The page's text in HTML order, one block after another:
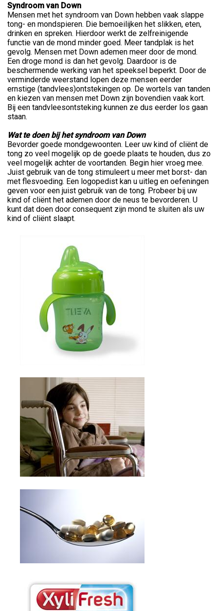
Syndroom van Down
Mensen met het syndroom van Down hebben vaak slappe
tong- en mondspieren. Die bemoeilijken het slikken, eten,
drinken en spreken. Hierdoor werkt de zelfreinigende
functie van de mond minder goed. Meer tandplak is het
gevolg. Mensen met Down ademen meer door de mond.
Een droge mond is dan het gevolg. Daardoor is de
beschermende werking van het speeksel beperkt. Door de
verminderde weerstand lopen deze mensen eerder
ernstige (tandvlees)ontstekingen op. De wortels van tanden
en kiezen van mensen met Down zijn bovendien vaak kort.
Bij een tandvleesontsteking kunnen ze dus eerder los gaan
staan.
Wat te doen bij het syndroom van Down
Bevorder goede mondgewoonten. Leer uw kind of cliënt de
tong zo veel mogelijk op de goede plaats te houden, dus zo
veel mogelijk achter de voortanden. Begin hier vroeg mee.
Juist gebruik van de tong stimuleert u meer met borst- dan
met flesvoeding. Een logopedist kan u uitleg en oefeningen
geven voor een juist gebruik van de tong. Probeer bij uw
kind of cliënt het ademen door de neus te bevorderen. U
kunt dat doen door consequent zijn mond te sluiten als uw
kind of cliënt slaapt.